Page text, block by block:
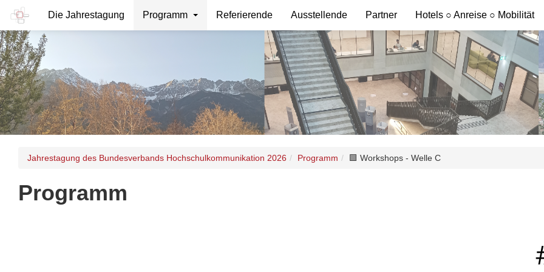
Die Jahrestagung Programm Referierende Ausstellende Partner Hotels ○ Anreise ○ Mobilität
Jahrestagung des Bundesverbands Hochschulkommunikation 2026 Programm 🟩 Workshops - Welle C
Programm